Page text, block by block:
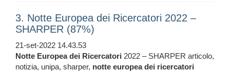
3. Notte Europea dei Ricercatori 2022 –
SHARPER (87%)
21-set-2022 14.43.53
Notte Europea dei Ricercatori 2022 – SHARPER articolo,
notizia, unipa, sharper, notte europea dei ricercatori